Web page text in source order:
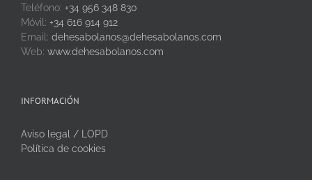
Teléfono: +34 956 348 830
Móvil: +34 616 914 912
Email: dehesabolanos@dehesabolanos.com
Web: www.dehesabolanos.com
INFORMACIÓN
Aviso legal / LOPD
Política de cookies